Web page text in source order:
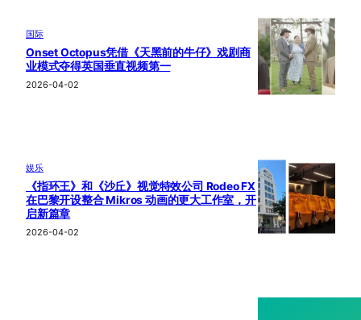
国际
Onset Octopus凭借《天黑前的牛仔》戏剧商
业模式夺得英国垂直视频第一
2026-04-02
娱乐
《指环王》和《沙丘》视觉特效公司 Rodeo FX
在巴黎开设整合 Mikros 动画的更大工作室，开
启新篇章
2026-04-02